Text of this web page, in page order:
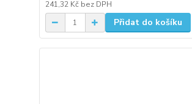
241,32 Kč bez DPH
Přidat do košíku